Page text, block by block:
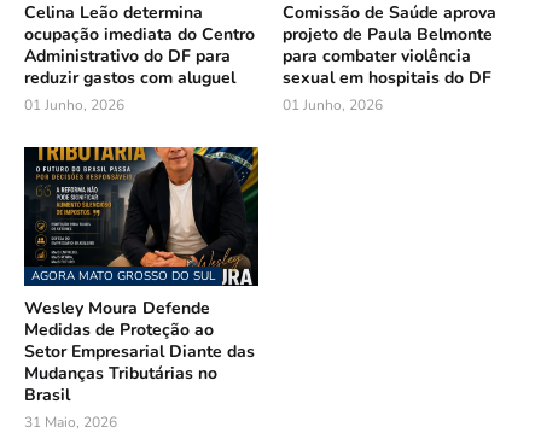
Celina Leão determina
ocupação imediata do Centro
Administrativo do DF para
reduzir gastos com aluguel
01 Junho, 2026
Comissão de Saúde aprova
projeto de Paula Belmonte
para combater violência
sexual em hospitais do DF
01 Junho, 2026
AGORA MATO GROSSO DO SUL
Wesley Moura Defende
Medidas de Proteção ao
Setor Empresarial Diante das
Mudanças Tributárias no
Brasil
31 Maio, 2026